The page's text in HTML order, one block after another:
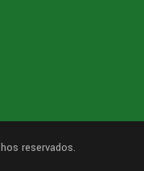
reservados.